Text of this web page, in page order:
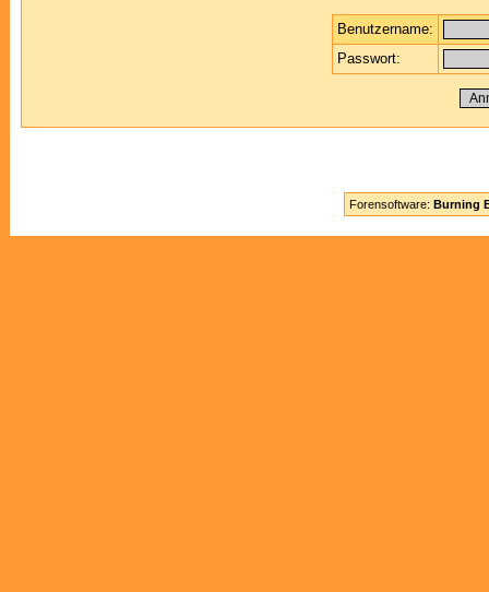
Benutzername:
Passwort:
Forensoftware: Burning